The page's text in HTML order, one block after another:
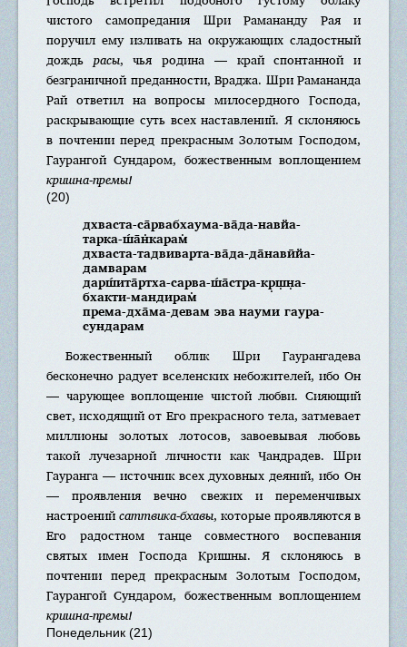
чистого самопредания Шри Рамананду Рая и
поручил ему изливать на окружающих сладостный
дождь расы, чья родина — край спонтанной и
безграничной преданности, Враджа. Шри Рамананда
Рай ответил на вопросы милосердного Господа,
раскрывающие суть всех наставлений. Я склоняюсь
в почтении перед прекрасным Золотым Господом,
Гаурангой Сундаром, божественным воплощением
кришна-премы!
(20)
дхваста-са̄рвабхаума-ва̄да-навйа-
тарка-ш́а̄н̇карам̇
дхваста-тадвиварта-ва̄да-да̄навӣйа-
дамварам
дарш́ита̄ртха-сарва-ш́а̄стра-кр̣ш̣н̣а-
бхакти-мандирам̇
према-дха̄ма-девам эва науми гаура-
сундарам
Божественный облик Шри Гаурангадева
бесконечно радует вселенских небожителей, ибо Он
— чарующее воплощение чистой любви. Сияющий
свет, исходящий от Его прекрасного тела, затмевает
миллионы золотых лотосов, завоевывая любовь
такой лучезарной личности как Чандрадев. Шри
Гауранга — источник всех духовных деяний, ибо Он
— проявления вечно свежих и переменчивых
настроенийсаттвика-бхавы, которые проявляются в
Его радостном танце совместного воспевания
святых имен Господа Кришны. Я склоняюсь в
почтении перед прекрасным Золотым Господом,
Гаурангой Сундаром, божественным воплощением
кришна-премы!
Понедельник (21)